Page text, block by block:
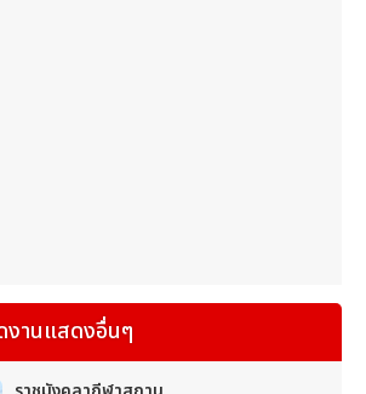
งานแสดงอื่นๆ